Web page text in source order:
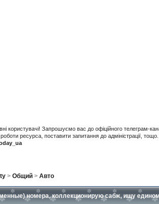
користувачі! Запрошуємо вас до офіційного телеграм-
ресурса, поставити запитання до адміністрації,
> Общий > Авто
номера, коллекционирую сабж, ищу